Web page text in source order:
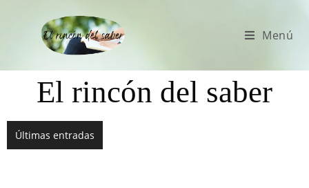
Menú
El rincón del saber
Últimas entradas